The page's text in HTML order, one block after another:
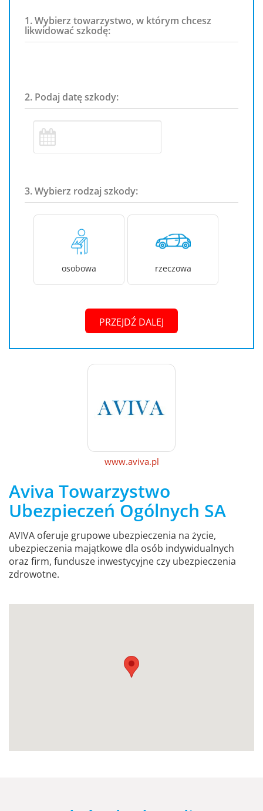
1. Wybierz towarzystwo, w którym chcesz
likwidować szkodę:
2. Podaj datę szkody:
3. Wybierz rodzaj szkody:
osobowa rzeczowa
PRZEJDŹ DALEJ
www.aviva.pl
Aviva Towarzystwo
Ubezpieczeń Ogólnych SA
AVIVA oferuje grupowe ubezpieczenia na życie,
ubezpieczenia majątkowe dla osób indywidualnych
oraz firm, fundusze inwestycyjne czy ubezpieczenia
zdrowotne.